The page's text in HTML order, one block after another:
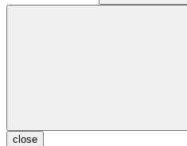
close